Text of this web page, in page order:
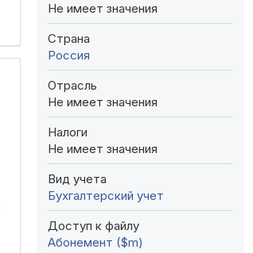
Не имеет значения
Страна
Россия
Отрасль
Не имеет значения
Налоги
Не имеет значения
Вид учета
Бухгалтерский учет
Доступ к файлу
Абонемент ($m)